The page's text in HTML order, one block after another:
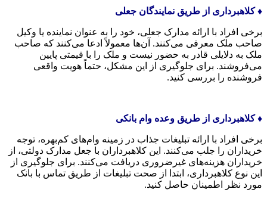
♦️ کلاهبرداری از طریق نمایندگان جعلی
برخی افراد با ارائه مدارک جعلی، خود را به عنوان نماینده یا وکیل
صاحب ملک معرفی می‌کنند. آن‌ها معمولاً ادعا می‌کنند که صاحب
ملک به دلایلی قادر به حضور نیست و ملک را با قیمتی پایین
می‌فروشند. برای جلوگیری از این مشکل، حتماً هویت واقعی
فروشنده را بررسی کنید.
♦️ کلاهبرداری از طریق وعده وام بانکی
برخی افراد با ارائه تبلیغات جذاب در زمینه وام‌های کم‌بهره، توجه
خریداران را جلب می‌کنند. این کلاهبرداران با جعل مدارک دولتی، از
خریداران هزینه‌های غیرضروری دریافت می‌کنند. برای جلوگیری از
این نوع کلاهبرداری، ابتدا از صحت تبلیغات از طریق تماس با بانک
مورد نظر اطمینان حاصل کنید.